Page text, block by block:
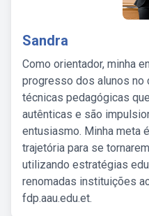
Sandra
Como orientador, minha
progresso dos alunos no
técnicas pedagógicas
autênticas e são
entusiasmo. Minha meta
trajetória para se
utilizando estratégias
renomadas instituições
fdp.aau.edu.et.